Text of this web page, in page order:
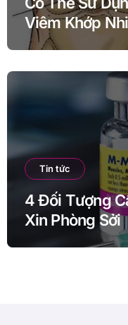
Viêm Khớp
Tin tức
4 Đối Tượng
Xin Phòng Sởi